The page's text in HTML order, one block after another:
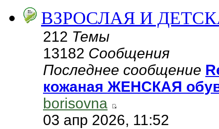
ВЗРОСЛАЯ И
212 Темы
13182 Сообщения
Последнее сообщение
кожаная ЖЕНСКАЯ
borisovna
03 апр 2026, 11:52